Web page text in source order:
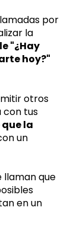
por
la
"¿Hay
hoy?"
otros
con tus
la
un
llaman que
en un